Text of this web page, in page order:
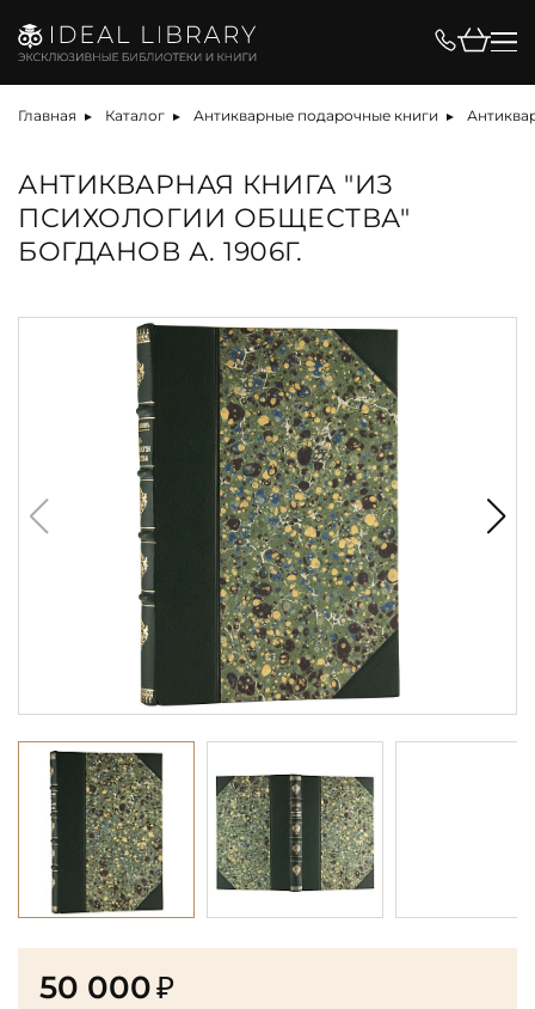
Главная Каталог Антикварные подарочные книги
АНТИКВАРНАЯ КНИГА "ИЗ
ПСИХОЛОГИИ ОБЩЕСТВА"
БОГДАНОВ А. 1906Г.
50 000₽